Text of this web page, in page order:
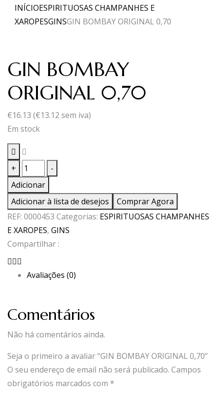
INÍCIOESPIRITUOSAS CHAMPANHES E
XAROPESGINSGIN BOMBAY ORIGINAL 0,70
GIN BOMBAY
ORIGINAL 0,70
€16.13 (€13.12 sem iva)
Em stock
+
Quantidade
de
GIN
BOMBAY
ORIGINAL
0,70
-
Adicionar
Adicionar à lista de desejos
Comprar Agora
REF: 0000453 Categorias: ESPIRITUOSAS CHAMPANHES
E XAROPES, GINS
Compartilhar :
Avaliações (0)
Comentários
Não há comentários ainda.
Seja o primeiro a avaliar “GIN BOMBAY ORIGINAL 0,70”
O seu endereço de email não será publicado. Campos
obrigatórios marcados com *